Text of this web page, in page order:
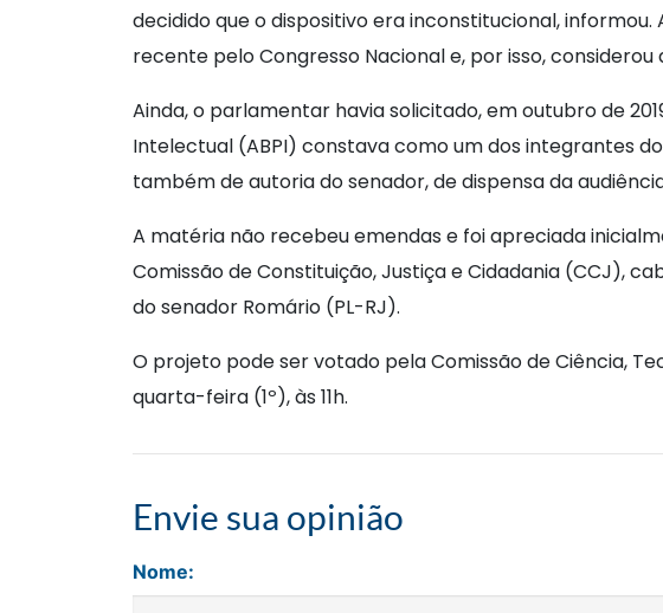
decidido que o dispositivo era inconstitucional,
recente pelo Congresso Nacional e, por isso,
Ainda, o parlamentar havia solicitado, em outubro de
Intelectual (ABPI) constava como um dos integrantes
também de autoria do senador, de dispensa da
A matéria não recebeu emendas e foi apreciada
Comissão de Constituição, Justiça e Cidadania (CCJ),
do senador Romário (PL-RJ).
O projeto pode ser votado pela Comissão de Ciência,
quarta-feira (1º), às 11h.
Envie sua opinião
Nome: